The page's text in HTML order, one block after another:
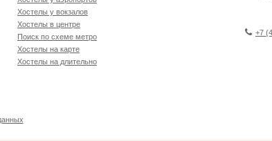
Хостелы у вокзалов
Хостелы в центре
Поиск по схеме метро
Хостелы на карте
Хостелы на длительно
+7